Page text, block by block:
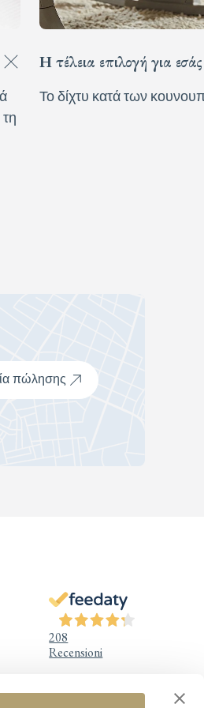
Η τέλεια επιλογή για εσάς
Το δίχτυ κατά των
πώλησης
208
Recensioni